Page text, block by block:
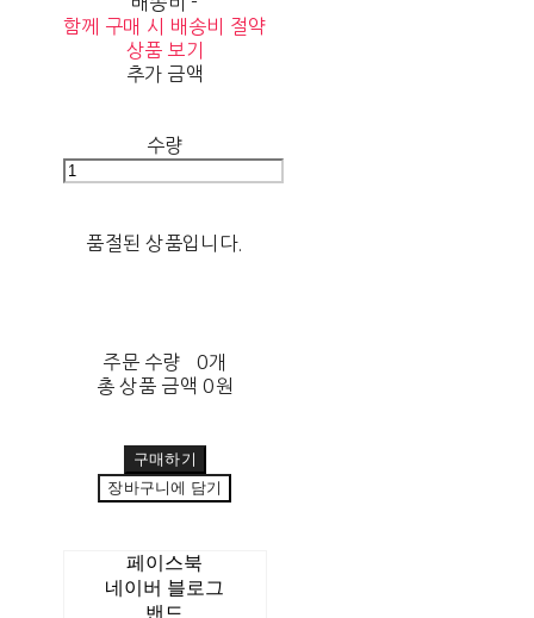
함께 구매 시 배송비 절약
상품 보기
추가 금액
수량
품절된 상품입니다.
주문 수량
0개
총 상품 금액 0원
구매하기
장바구니에 담기
페이스북
네이버 블로그
밴드